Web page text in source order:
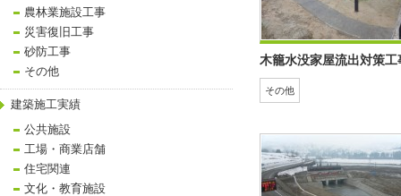
木籠水没家屋流出対策工
その他
農林業施設工事
災害復旧工事
砂防工事
その他
建築施工実績
公共施設
工場・商業店舗
住宅関連
文化・教育施設